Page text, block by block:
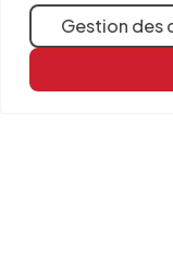
Gestion des
Türkçe
Русский
Type